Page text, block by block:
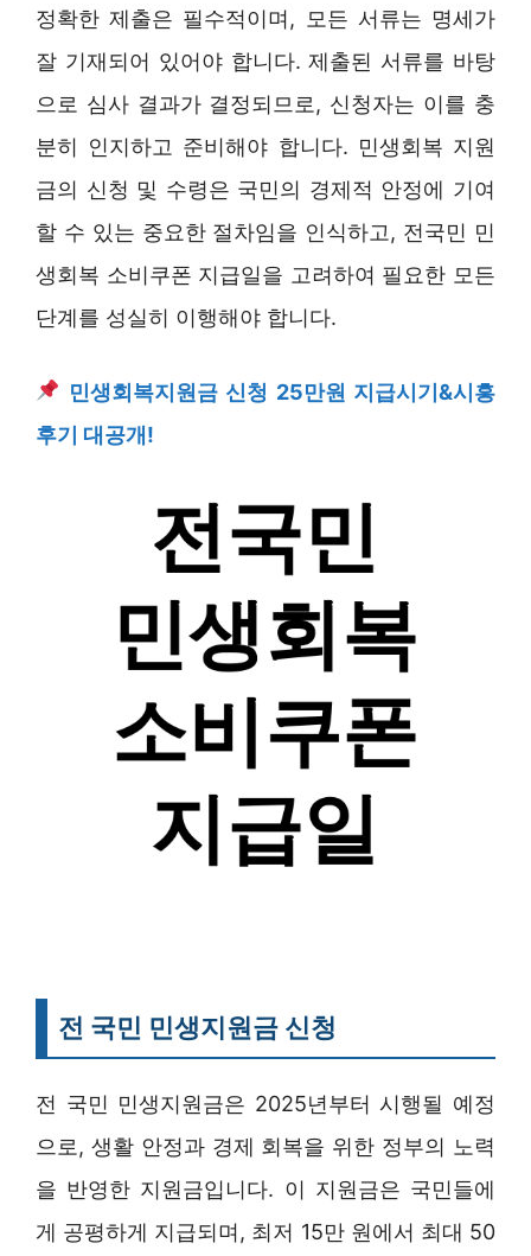
정확한 제출은 필수적이며, 모든 서류는 명세가
잘 기재되어 있어야 합니다. 제출된 서류를 바탕
으로 심사 결과가 결정되므로, 신청자는 이를 충
분히 인지하고 준비해야 합니다. 민생회복 지원
금의 신청 및 수령은 국민의 경제적 안정에 기여
할 수 있는 중요한 절차임을 인식하고, 전국민 민
생회복 소비쿠폰 지급일을 고려하여 필요한 모든
단계를 성실히 이행해야 합니다.
민생회복지원금 신청 25만원 지급시기&시흥
후기 대공개!
전 국민 민생지원금 신청
전 국민 민생지원금은 2025년부터 시행될 예정
으로, 생활 안정과 경제 회복을 위한 정부의 노력
을 반영한 지원금입니다. 이 지원금은 국민들에
게 공평하게 지급되며, 최저 15만 원에서 최대 50